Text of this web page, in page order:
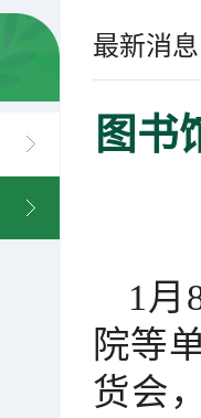
最新消息
图书
1月
院等
货会